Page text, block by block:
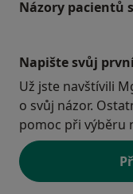
Názory pacientů
Napište svůj
Už jste navštívili
o svůj názor.
pomoc při výběru